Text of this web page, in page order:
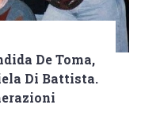
De Toma,
Di Battista.